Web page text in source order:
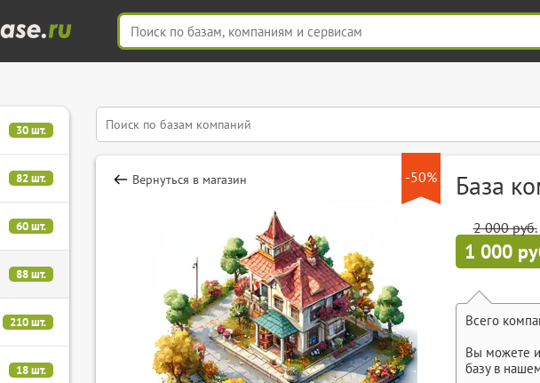
30 шт.
82 шт.
60 шт.
88 шт.
210 шт.
18 шт.
-50%
Вернуться в магазин База
2 000 руб.
1 000
Всего
Вы можете
базу в